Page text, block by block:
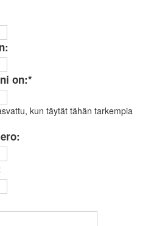
on:*
kun täytät tähän tarkempia